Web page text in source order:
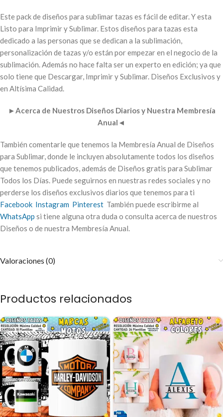
Este pack de diseños para sublimar tazas es fácil de editar. Y esta
Listo para Imprimir y Sublimar. Estos diseños para tazas esta
dedicado a las personas que se dedican a la sublimación,
personalización de tazas y/o están por empezar en el negocio de la
sublimación. Además no hace falta ser un experto en edición; ya que
solo tiene que Descargar, Imprimir y Sublimar. Diseños Exclusivos y
en Altísima Calidad.
►Acerca de Nuestros Diseños Diarios y Nuestra Membresía
Anual ◄
También comentarle que tenemos la Membresía Anual de Diseños
para Sublimar, donde le incluyen absolutamente todos los diseños
que tenemos publicados, además de Diseños gratis para Sublimar
Todos los Días. Puede seguirnos en nuestras redes sociales y no
perderse los diseños exclusivos diarios que tenemos para ti
Facebook Instagram Pinterest También puede escribirme al
WhatsApp si tiene alguna otra duda o consulta acerca de nuestros
Diseños o de nuestra Membresía Anual.
Valoraciones (0)
Productos relacionados